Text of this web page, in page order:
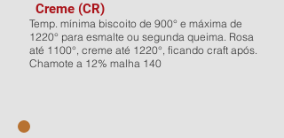
Temp. mínima biscoito de 900° e máxima de
1220° para esmalte ou segunda queima. Rosa
até 1100°, creme até 1220°, ficando craft após.
Chamote a 12% malha 140
Creme (CR)